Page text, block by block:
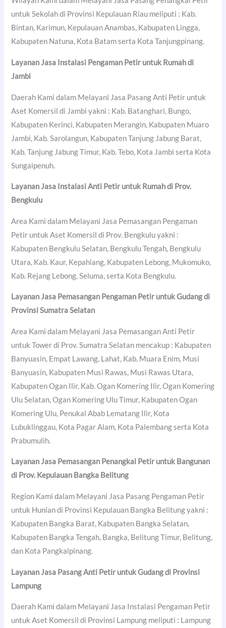
untuk Sekolah di Provinsi Kepulauan Riau meliputi : Kab.
Bintan, Karimun, Kepulauan Anambas, Kabupaten Lingga,
Kabupaten Natuna, Kota Batam serta Kota Tanjungpinang.
Layanan Jasa Instalasi Pengaman Petir untuk Rumah di
Jambi
Daerah Kami dalam Melayani Jasa Pasang Anti Petir untuk
Aset Komersil di Jambi yakni : Kab. Batanghari, Bungo,
Kabupaten Kerinci, Kabupaten Merangin, Kabupaten Muaro
Jambi, Kab. Sarolangun, Kabupaten Tanjung Jabung Barat,
Kab. Tanjung Jabung Timur, Kab. Tebo, Kota Jambi serta Kota
Sungaipenuh.
Layanan Jasa Instalasi Anti Petir untuk Rumah di Prov.
Bengkulu
Area Kami dalam Melayani Jasa Pemasangan Pengaman
Petir untuk Aset Komersil di Prov. Bengkulu yakni :
Kabupaten Bengkulu Selatan, Bengkulu Tengah, Bengkulu
Utara, Kab. Kaur, Kepahiang, Kabupaten Lebong, Mukomuko,
Kab. Rejang Lebong, Seluma, serta Kota Bengkulu.
Layanan Jasa Pemasangan Pengaman Petir untuk Gudang di
Provinsi Sumatra Selatan
Area Kami dalam Melayani Jasa Pemasangan Anti Petir
untuk Tower di Prov. Sumatra Selatan mencakup : Kabupaten
Banyuasin, Empat Lawang, Lahat, Kab. Muara Enim, Musi
Banyuasin, Kabupaten Musi Rawas, Musi Rawas Utara,
Kabupaten Ogan Ilir, Kab. Ogan Komering Ilir, Ogan Komering
Ulu Selatan, Ogan Komering Ulu Timur, Kabupaten Ogan
Komering Ulu, Penukal Abab Lematang Ilir, Kota
Lubuklinggau, Kota Pagar Alam, Kota Palembang serta Kota
Prabumulih.
Layanan Jasa Pemasangan Penangkal Petir untuk Bangunan
di Prov. Kepulauan Bangka Belitung
Region Kami dalam Melayani Jasa Pasang Pengaman Petir
untuk Hunian di Provinsi Kepulauan Bangka Belitung yakni :
Kabupaten Bangka Barat, Kabupaten Bangka Selatan,
Kabupaten Bangka Tengah, Bangka, Belitung Timur, Belitung,
dan Kota Pangkalpinang.
Layanan Jasa Pasang Anti Petir untuk Gudang di Provinsi
Lampung
Daerah Kami dalam Melayani Jasa Instalasi Pengaman Petir
untuk Aset Komersil di Provinsi Lampung meliputi : Lampung